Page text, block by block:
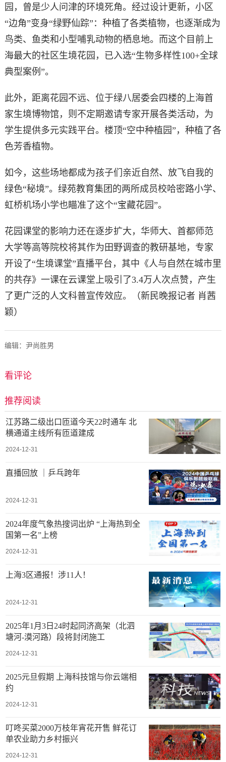
园，曾是少人问津的环境死角。经过设计更新，小区
“边角”变身“绿野仙踪”：种植了各类植物，也逐渐成为
鸟类、鱼类和小型哺乳动物的栖息地。而这个目前上
海最大的社区生境花园，已入选“生物多样性100+全球
典型案例”。
此外，距离花园不远、位于绿八居委会四楼的上海首
家生境博物馆，则不定期邀请专家开展各类活动，为
学生提供多元实践平台。楼顶“空中种植园”，种植了各
色芳香植物。
如今，这些场地都成为孩子们亲近自然、放飞自我的
绿色“秘境”。绿苑教育集团的两所成员校哈密路小学、
虹桥机场小学也瞄准了这个“宝藏花园”。
花园课堂的影响力还在逐步扩大，华师大、首都师范
大学等高等院校将其作为田野调查的教研基地，专家
开设了“生境课堂”直播平台，其中《人与自然在城市里
的共存》一课在云课堂上吸引了3.4万人次点赞，产生
了更广泛的人文科普宣传效应。（新民晚报记者 肖茜
颖）
编辑：尹尚胜男
看评论
推荐阅读
江苏路二级出口匝道今天22时通车 北
横通道主线所有匝道建成
2024-12-31
直播回放 ｜乒乓跨年
2024-12-31
2024年度气象热搜词出炉 “上海热到全
国第一名”上榜
2024-12-31
上海3区通报！涉11人！
2024-12-31
2025年1月3日24时起同济高架（北泗
塘河-漠河路）段将封闭施工
2024-12-31
2025元旦假期 上海科技馆与你云端相
约
2024-12-31
叮咚买菜2000万枝年宵花开售 鲜花订
单农业助力乡村振兴
2024-12-31